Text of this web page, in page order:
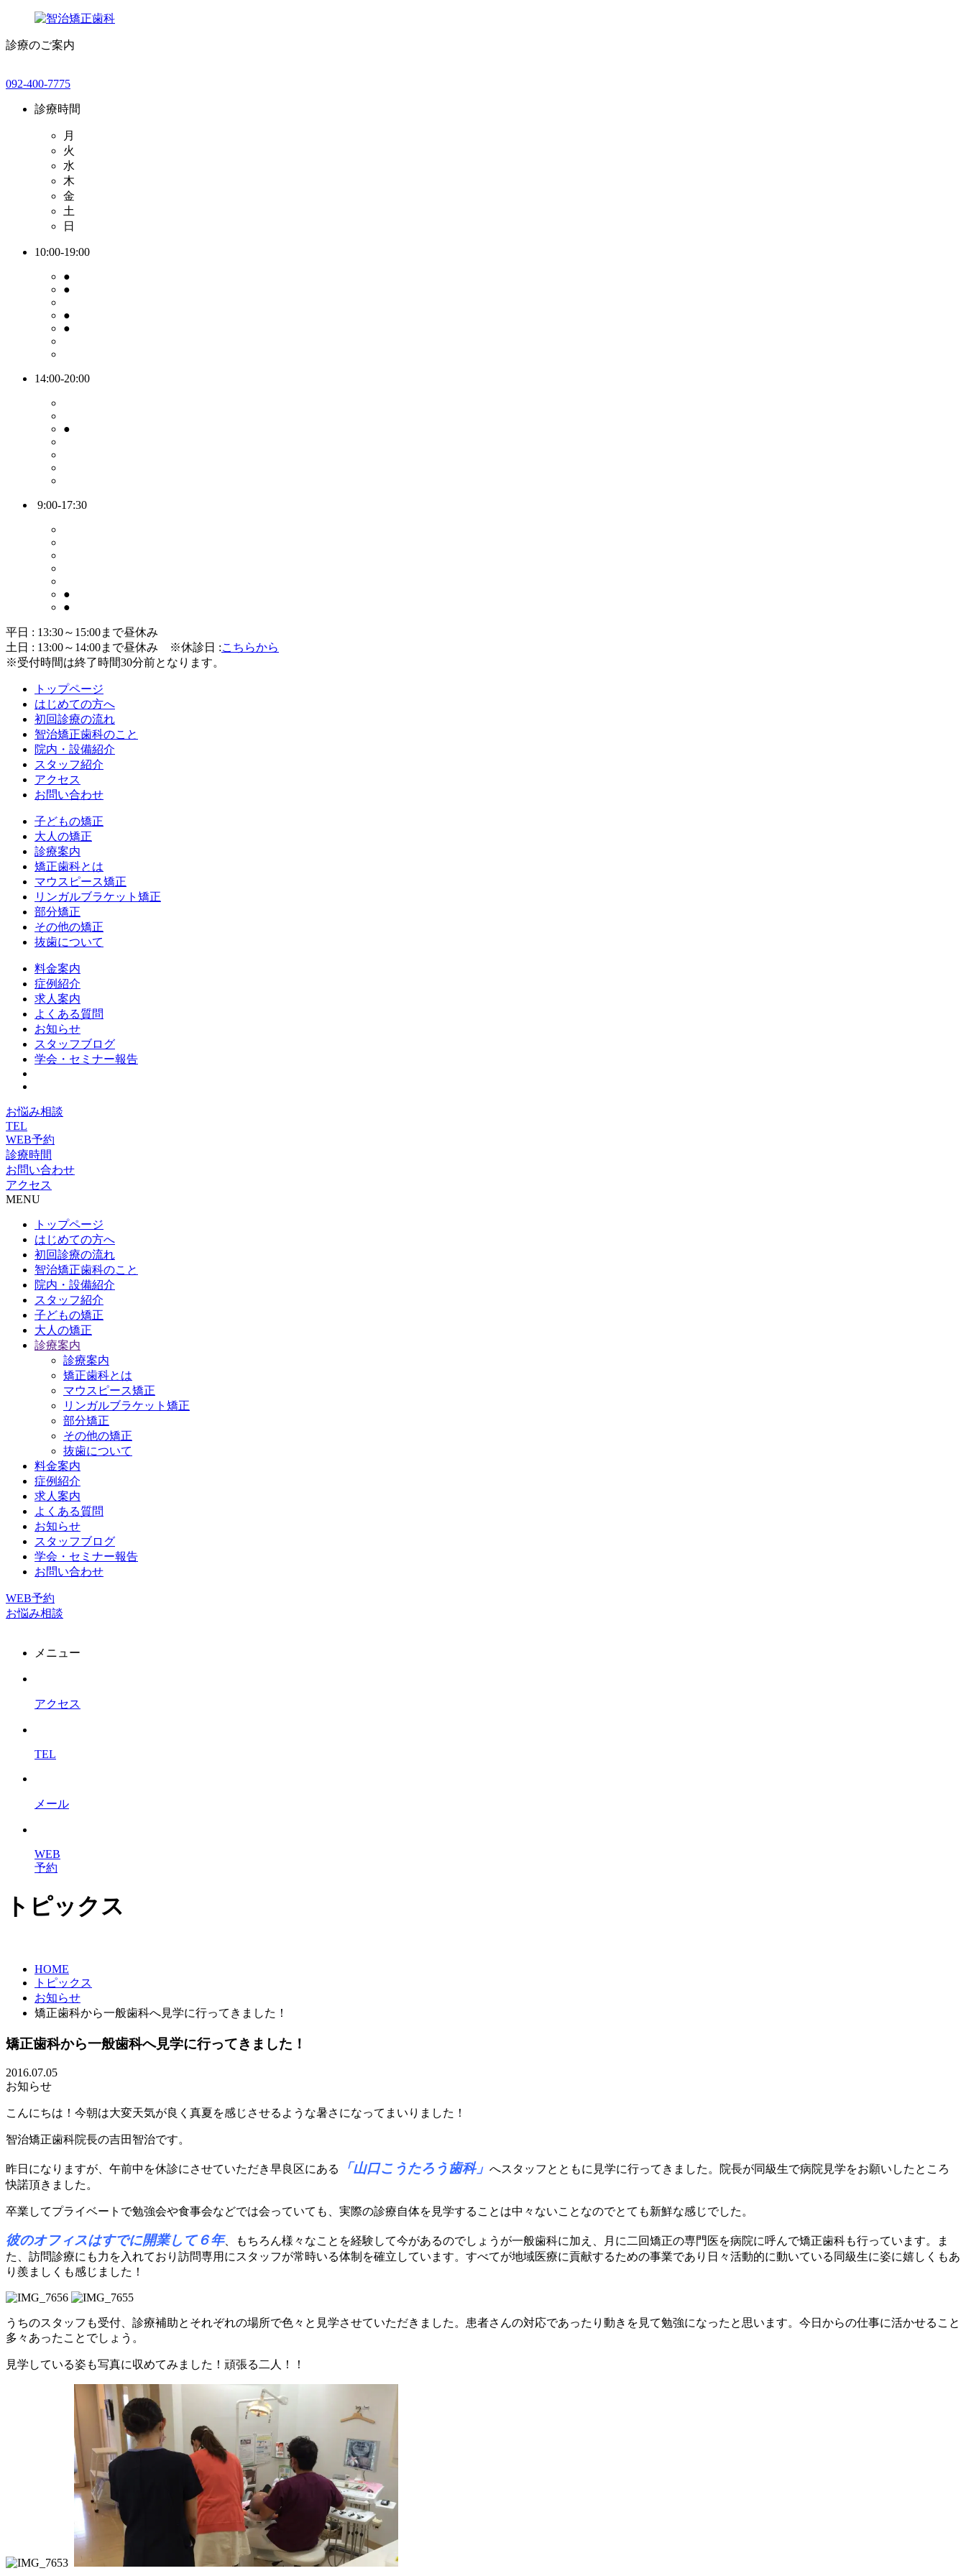
診療のご案内
092-400-7775
診療時間
月
火
水
木
金
土
日
10:00-19:00
●
●
●
●
14:00-20:00
●
9:00-17:30
●
●
平日 : 13:30～15:00まで昼休み
土日 : 13:00～14:00まで昼休み
※休診日 :こちらから
※受付時間は終了時間30分前となります。
トップページ
はじめての方へ
初回診療の流れ
智治矯正歯科のこと
院内・設備紹介
スタッフ紹介
アクセス
お問い合わせ
子どもの矯正
大人の矯正
診療案内
矯正歯科とは
マウスピース矯正
リンガルブラケット矯正
部分矯正
その他の矯正
抜歯について
料金案内
症例紹介
求人案内
よくある質問
お知らせ
スタッフブログ
学会・セミナー報告
お悩み相談
TEL
WEB予約
診療時間
お問い合わせ
アクセス
MENU
トップページ
はじめての方へ
初回診療の流れ
智治矯正歯科のこと
院内・設備紹介
スタッフ紹介
子どもの矯正
大人の矯正
診療案内
診療案内
矯正歯科とは
マウスピース矯正
リンガルブラケット矯正
部分矯正
その他の矯正
抜歯について
料金案内
症例紹介
求人案内
よくある質問
お知らせ
スタッフブログ
学会・セミナー報告
お問い合わせ
WEB予約
お悩み相談
メニュー
アクセス
TEL
メール
WEB
予約
トピックス
HOME
トピックス
お知らせ
矯正歯科から一般歯科へ見学に行ってきました！
矯正歯科から一般歯科へ見学に行ってきました！
2016.07.05
お知らせ
こんにちは！今朝は大変天気が良く真夏を感じさせるような暑さになってまいりました！
智治矯正歯科院長の吉田智治です。
昨日になりますが、午前中を休診にさせていただき早良区にある 「山口こうたろう歯科」 へスタッフとともに見学に行ってきました。院長が同級生で病院見学をお願いしたところ
快諾頂きました。
卒業してプライベートで勉強会や食事会などでは会っていても、実際の診療自体を見学することは中々ないことなのでとても新鮮な感じでした。
彼のオフィスはすでに開業して６年、もちろん様々なことを経験して今があるのでしょうが一般歯科に加え、月に二回矯正の専門医を病院に呼んで矯正歯科も行っています。ま
た、訪問診療にも力を入れており訪問専用にスタッフが常時いる体制を確立しています。すべてが地域医療に貢献するための事業であり日々活動的に動いている同級生に姿に嬉しくもあ
り羨ましくも感じました！
うちのスタッフも受付、診療補助とそれぞれの場所で色々と見学させていただきました。患者さんの対応であったり動きを見て勉強になったと思います。今日からの仕事に活かせること
多々あったことでしょう。
見学している姿も写真に収めてみました！頑張る二人！！